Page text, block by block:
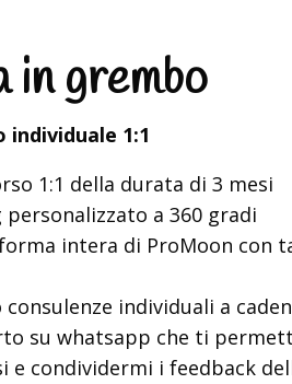
in grembo
individuale 1:1
1:1 della durata di 3 mesi
personalizzato a 360 gradi
intera di ProMoon con
individuali a
su whatsapp che ti
e condividermi i feedback